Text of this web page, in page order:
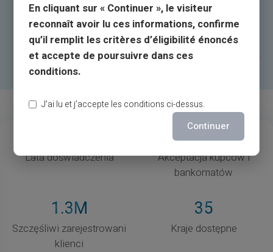
JEŚLI NA PRZYKŁAD MASZ KARTĘ Z IBANEM W
IE I CHCESZ MIEĆ IBAN W FR?
Lata doświadczenia
37M
Akceptacja kupców i
bankomatów
1.3M
Szczęśliwi zarejestrowani
klienci
35
Kraje dostępne
En cliquant sur « Continuer », le visiteur
reconnaît avoir lu ces informations, confirme
qu’il remplit les critères d’éligibilité énoncés
et accepte de poursuivre dans ces
conditions.
J’ai lu et j’accepte les conditions ci-dessus.
Continuer